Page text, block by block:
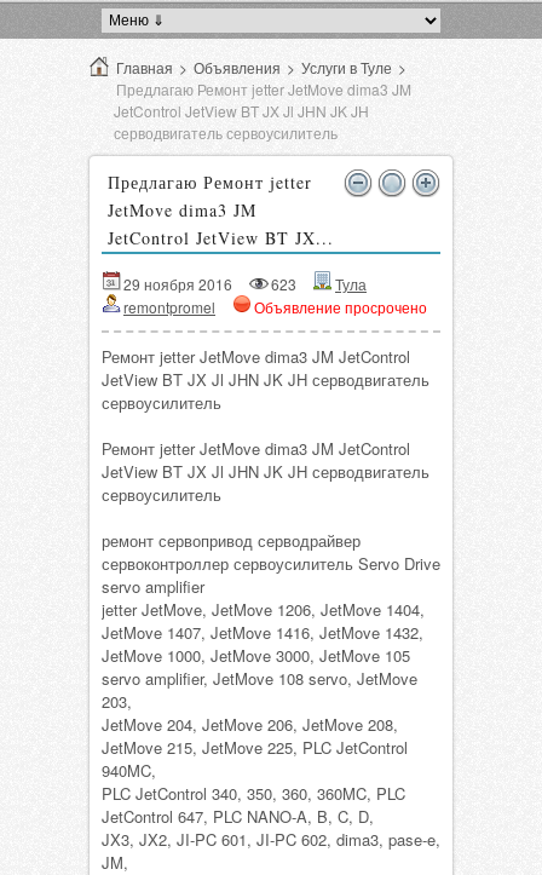
Главная > Объявления > Услуги в Туле >
Предлагаю Ремонт jetter JetMove dima3 JM
JetControl JetView BT JX Jl JHN JK JH
серводвигатель сервоусилитель
Предлагаю Ремонт jetter
JetMove dima3 JM
JetControl JetView BT JX...
29 ноября 2016 623
Тула
remontpromel
Объявление просрочено
Ремонт jetter JetMove dima3 JM JetControl
JetView BT JX Jl JHN JK JH серводвигатель
сервоусилитель
Ремонт jetter JetMove dima3 JM JetControl
JetView BT JX Jl JHN JK JH серводвигатель
сервоусилитель
ремонт сервопривод серводрайвер
сервоконтроллер сервоусилитель Servo Drive
servo amplifier
jetter JetMove, JetMove 1206, JetMove 1404,
JetMove 1407, JetMove 1416, JetMove 1432,
JetMove 1000, JetMove 3000, JetMove 105
servo amplifier, JetMove 108 servo, JetMove
203,
JetMove 204, JetMove 206, JetMove 208,
JetMove 215, JetMove 225, PLC JetControl
940MC,
PLC JetControl 340, 350, 360, 360MC, PLC
JetControl 647, PLC NANO-A, B, C, D,
JX3, JX2, JI-PC 601, JI-PC 602, dima3, pase-e,
JM,